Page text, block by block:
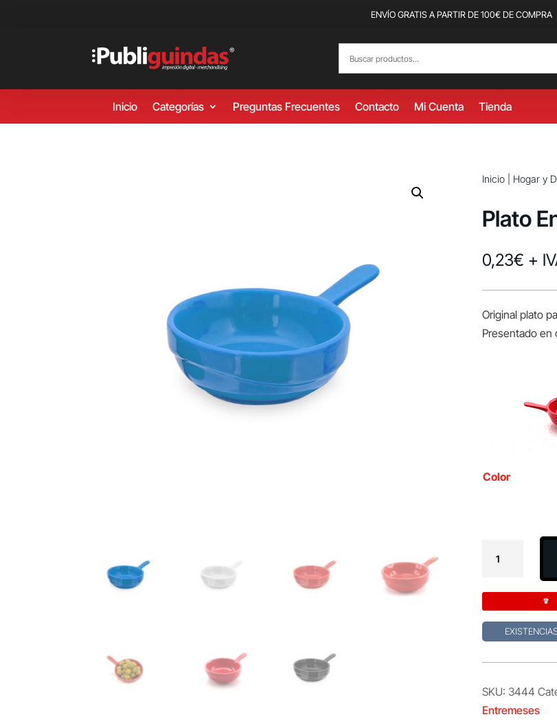
ENVÍO GRATIS A PARTIR DE 100€ DE COMPRA
Inicio Categorías Preguntas Frecuentes Contacto Mi Cuenta Tienda
Inicio| Hogar y
Plato
0,23€ +
Original plato
Presentado en
Color
Entremeses
EXISTENCIAS
SKU: 3444
Entremeses